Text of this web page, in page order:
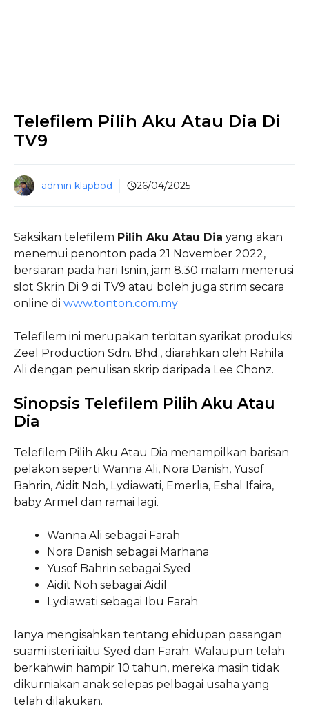
Telefilem Pilih Aku Atau Dia Di
TV9
admin klapbod 26/04/2025
Saksikan telefilem Pilih Aku Atau Dia yang akan
menemui penonton pada 21 November 2022,
bersiaran pada hari Isnin, jam 8.30 malam menerusi
slot Skrin Di 9 di TV9 atau boleh juga strim secara
online di www.tonton.com.my
Telefilem ini merupakan terbitan syarikat produksi
Zeel Production Sdn. Bhd., diarahkan oleh Rahila
Ali dengan penulisan skrip daripada Lee Chonz.
Sinopsis Telefilem Pilih Aku Atau
Dia
Telefilem Pilih Aku Atau Dia menampilkan barisan
pelakon seperti Wanna Ali, Nora Danish, Yusof
Bahrin, Aidit Noh, Lydiawati, Emerlia, Eshal Ifaira,
baby Armel dan ramai lagi.
Wanna Ali sebagai Farah
Nora Danish sebagai Marhana
Yusof Bahrin sebagai Syed
Aidit Noh sebagai Aidil
Lydiawati sebagai Ibu Farah
Ianya mengisahkan tentang ehidupan pasangan
suami isteri iaitu Syed dan Farah. Walaupun telah
berkahwin hampir 10 tahun, mereka masih tidak
dikurniakan anak selepas pelbagai usaha yang
telah dilakukan.